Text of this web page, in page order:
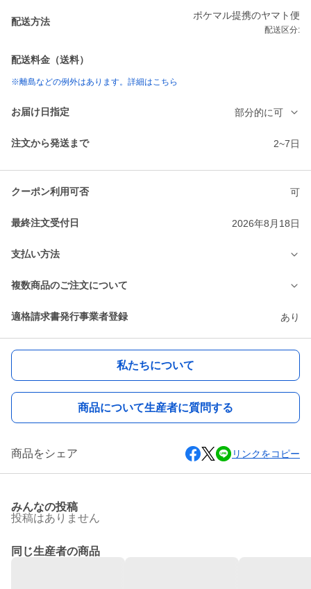
配送方法
ポケマル提携のヤマト便
配送区分:
配送料金（送料）
※離島などの例外はあります。詳細はこちら
お届け日指定 部分的に可
注文から発送まで 2~7日
クーポン利用可否 可
最終注文受付日 2026年8月18日
支払い方法
複数商品のご注文について
適格請求書発行事業者登録 あり
私たちについて
商品について生産者に質問する
商品をシェア リンクをコピー
みんなの投稿
投稿はありません
同じ生産者の商品